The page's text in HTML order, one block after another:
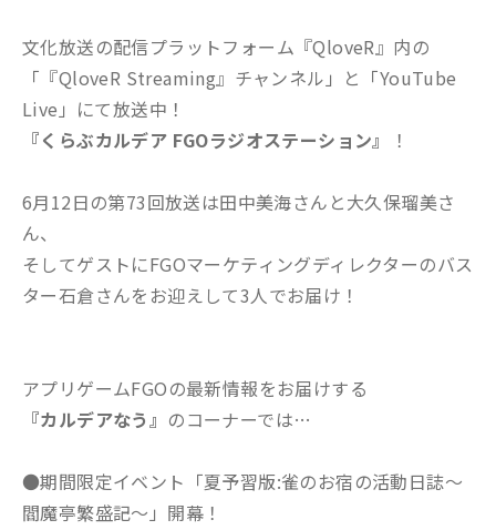
文化放送の配信プラットフォーム『QloveR』内の
「『QloveR Streaming』チャンネル」と「YouTube
Live」にて放送中！
『くらぶカルデア FGOラジオステーション』
！
6月12日の第73回放送は田中美海さんと大久保瑠美さ
ん、
そしてゲストにFGOマーケティングディレクターのバス
ター石倉さんをお迎えして3人でお届け！
アプリゲームFGOの最新情報をお届けする
『カルデアなう』 のコーナーでは…
●期間限定イベント「夏予習版:雀のお宿の活動日誌～
閻魔亭繁盛記～」開幕！